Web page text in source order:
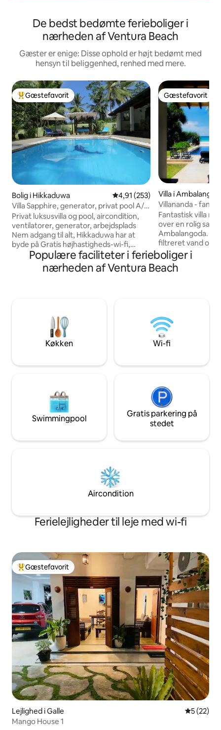
De bedst bedømte ferieboliger i
nærheden af Ventura Beach
Gæster er enige: Disse ophold er højt bedømt med
hensyn til beliggenhed, renhed med mere.
Bedste gæstefavorit
Gæstefavorit
Bolig i Hikkaduwa 4,91 ud af 5 i gennemsnitlig
4,91 (253)
Villa Sapphire, generator, privat pool A/C
WiFi
Privat luksusvilla og pool, aircondition,
ventilatorer, generator, arbejdsplads
Nem adgang til alt, Hikkaduwa har at
byde på Gratis højhastigheds-wi-fi,
rengøring. Kabel-tv 6 sengepladser +
baby Mulighed for privat kok 2 Superking
1 Kingsize soveværelser, 3 ensuite power
ophold med kok/villaansvarlig og
chauffør på vagt Rengøring hver 2. dag,
sengetøj/håndklæder Fredeligt kvarter 5
minutter til stranden
arrangeret
Gæstefavorit
Gæstefavorit
Villa i
Villananda -
pool
Fantastisk villa
over en rolig
Ambalangoda.
filtreret vand og
æg, toast og
Kokken og
nærliggende
betongulve og en
møbler. Den uendelige pool har en
betagende
havet.
Populære faciliteter i ferieboliger i
nærheden af Ventura Beach
Køkken Wi-fi
Swimmingpool
Gratis parkering på
stedet
Aircondition
Ferielejligheder til leje med wi-fi
Bedste gæstefavorit
Gæstefavorit
Lejlighed i Galle 5 ud af 5 i
5 (22)
Mango House 1